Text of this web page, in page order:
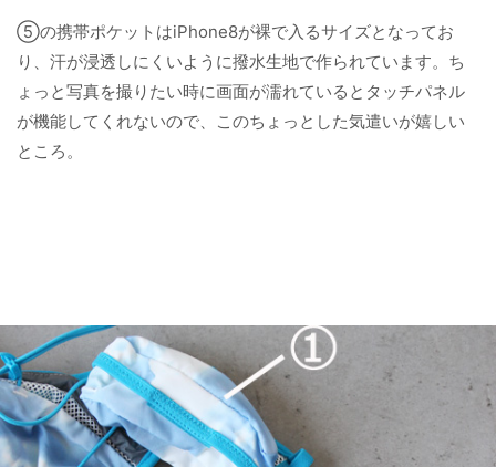
⑤の携帯ポケットはiPhone8が裸で入るサイズとなってお
り、汗が浸透しにくいように撥水生地で作られています。ち
ょっと写真を撮りたい時に画面が濡れているとタッチパネル
が機能してくれないので、このちょっとした気遣いが嬉しい
ところ。